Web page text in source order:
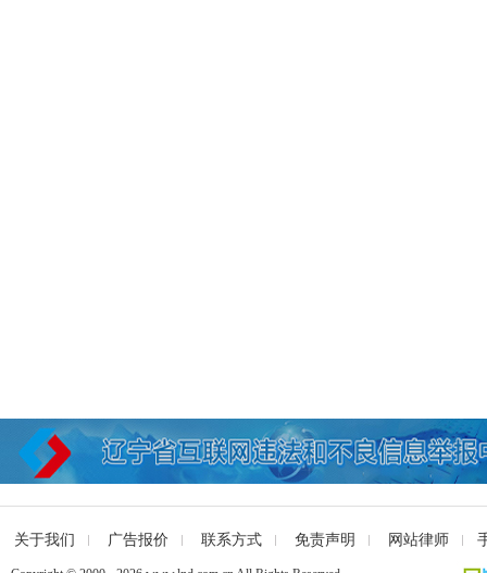
关于我们 广告报价 联系方式 免责声明 网站律师